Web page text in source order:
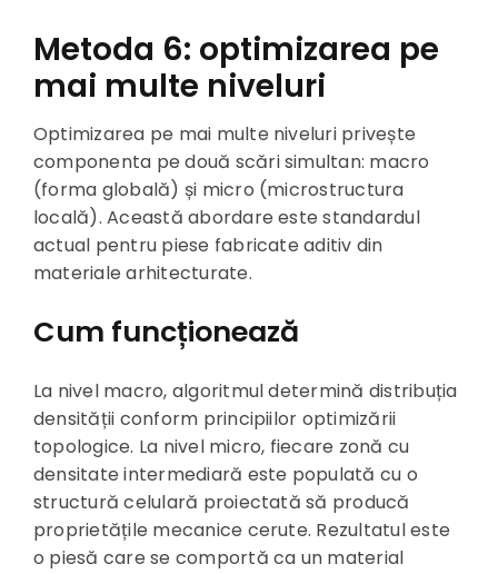
Metoda 6: optimizarea pe
mai multe niveluri
Optimizarea pe mai multe niveluri privește
componenta pe două scări simultan: macro
(forma globală) și micro (microstructura
locală). Această abordare este standardul
actual pentru piese fabricate aditiv din
materiale arhitecturate.
Cum funcționează
La nivel macro, algoritmul determină distribuția
densității conform principiilor optimizării
topologice. La nivel micro, fiecare zonă cu
densitate intermediară este populată cu o
structură celulară proiectată să producă
proprietățile mecanice cerute. Rezultatul este
o piesă care se comportă ca un material